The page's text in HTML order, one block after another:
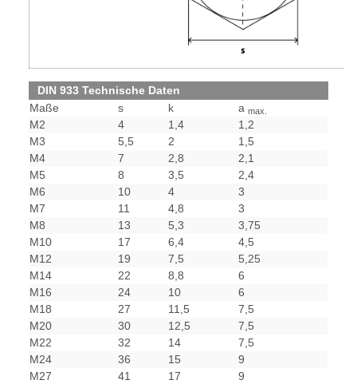
DIN 933 Technische Daten
Maße
s k a max.
M2 4 1,4
1,2
M3
5,5 2
1,5
M4
7 2,8
2,1
M5
8 3,5
2,4
M6
10 4
3
M7
11 4,8
3
M8
13 5,3
3,75
M10
17 6,4
4,5
M12
19 7,5
5,25
M14
22 8,8
6
M16
24 10
6
M18
27 11,5
7,5
M20
30 12,5
7,5
M22
32 14
7,5
M24
36 15
9
M27
41 17
9